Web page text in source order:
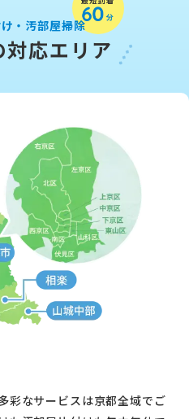
・汚部屋掃除
応エリア
彩なサービスは京都全域でご